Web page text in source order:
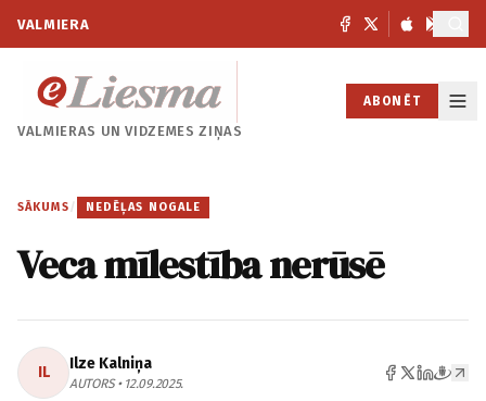
VALMIERA
VALMIERAS UNVIDZEMES ZIŅAS
ABONĒT
SĀKUMS / NEDĒĻAS NOGALE
Veca mīlestība nerūsē
IL Ilze Kalniņa
AUTORS • 12.09.2025.